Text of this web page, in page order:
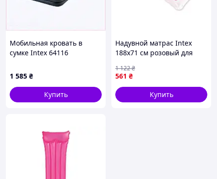
Мобильная кровать в
сумке Intex 64116
1 585 ₴
Купить
Надувной матрас Intex
188х71 см розовый для
максимальным весом до 90
кг
561 ₴
1 122₴
Купить